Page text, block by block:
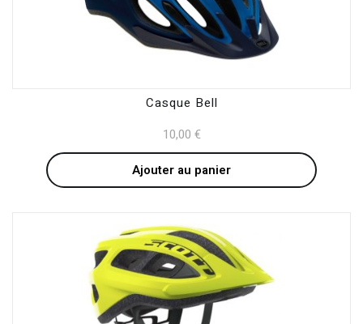
Casque Bell
10,00 €
Ajouter au panier